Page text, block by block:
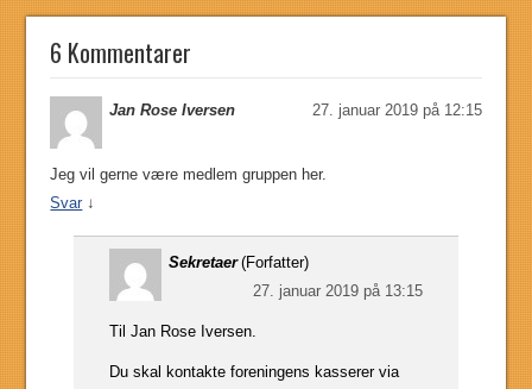
6 Kommentarer
Jan Rose Iversen 27. januar 2019 på 12:15
Jeg vil gerne være medlem gruppen her.
Svar ↓
Sekretaer (Forfatter)
27. januar 2019 på 13:15
Til Jan Rose Iversen.
Du skal kontakte foreningens kasserer via